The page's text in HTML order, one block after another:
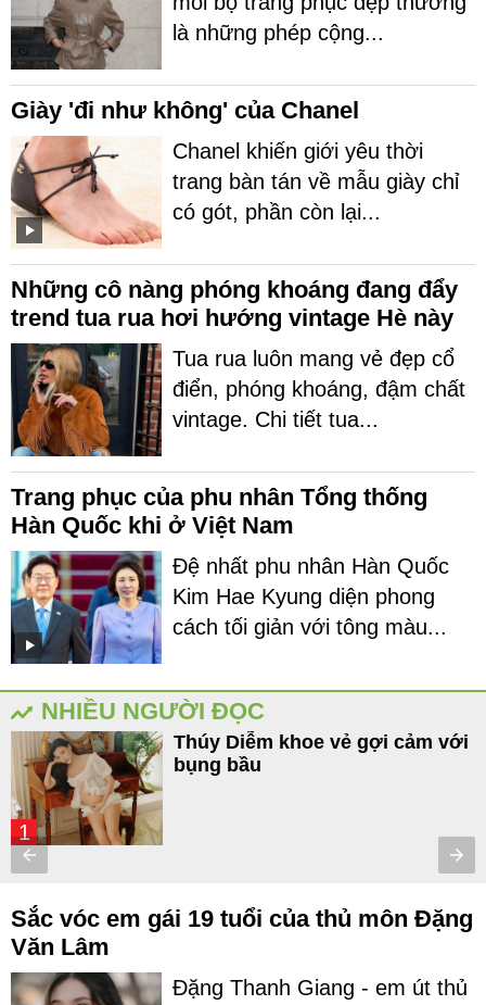
là những phép cộng...
Giày 'đi như không' của Chanel
Chanel khiến giới yêu thời
trang bàn tán về mẫu giày chỉ
có gót, phần còn lại...
Những cô nàng phóng khoáng đang đẩy
trend tua rua hơi hướng vintage Hè này
Tua rua luôn mang vẻ đẹp cổ
điển, phóng khoáng, đậm chất
vintage. Chi tiết tua...
Trang phục của phu nhân Tổng thống
Hàn Quốc khi ở Việt Nam
Đệ nhất phu nhân Hàn Quốc
Kim Hae Kyung diện phong
cách tối giản với tông màu...
NHIỀU NGƯỜI ĐỌC
1
Thúy Diễm khoe vẻ gợi cảm với
bụng bầu
Sắc vóc em gái 19 tuổi của thủ môn Đặng
Văn Lâm
Đặng Thanh Giang - em út thủ